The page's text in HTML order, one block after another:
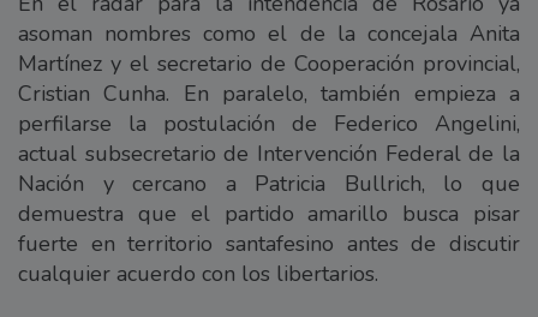
asoman nombres como el de la concejala Anita
Martínez y el secretario de Cooperación provincial,
Cristian Cunha. En paralelo, también empieza a
perfilarse la postulación de Federico Angelini,
actual subsecretario de Intervención Federal de la
Nación y cercano a Patricia Bullrich, lo que
demuestra que el partido amarillo busca pisar
fuerte en territorio santafesino antes de discutir
cualquier acuerdo con los libertarios.